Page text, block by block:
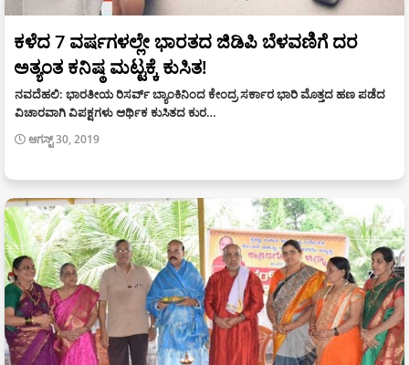
ಕಳೆದ 7 ವರ್ಷಗಳಲ್ಲೇ ಭಾರತದ ಜಿಡಿಪಿ ಬೆಳವಣಿಗೆ ದರ
ಅತ್ಯಂತ ಕನಿಷ್ಠ ಮಟ್ಟಕ್ಕೆ ಕುಸಿತ!
ನವದೆಹಲಿ: ಭಾರತೀಯ ರಿಸರ್ವ್ ಬ್ಯಾಂಕಿನಿಂದ ಕೇಂದ್ರ ಸರ್ಕಾರ ಭಾರಿ ಮೊತ್ತದ ಹಣ ಪಡೆದ
ವಿಚಾರವಾಗಿ ವಿಪಕ್ಷಗಳು ಆರ್ಥಿಕ ಕುಸಿತದ ಕುರ…
ಆಗಸ್ಟ್ 30, 2019